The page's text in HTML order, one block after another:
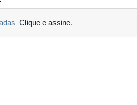
Clique e assine.